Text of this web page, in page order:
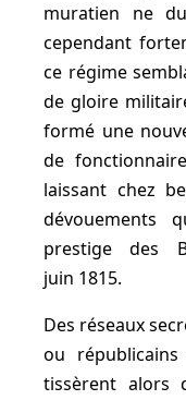
muratien ne
cependant
ce régime
de gloire
formé une
de
laissant chez
dévouements
prestige des
juin 1815.
Des réseaux
ou
tissèrent alors